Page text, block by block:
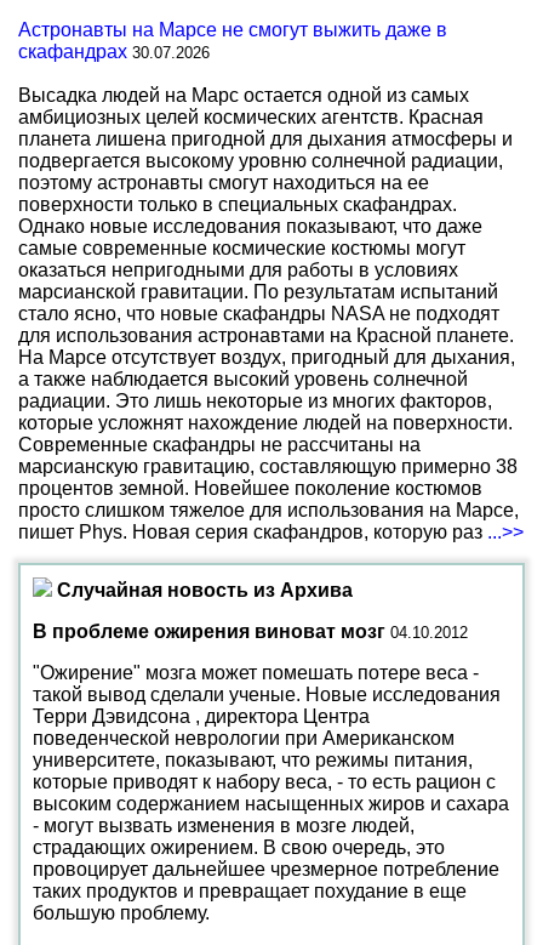
Астронавты на Марсе не смогут выжить даже в
скафандрах 30.07.2026
Высадка людей на Марс остается одной из самых
амбициозных целей космических агентств. Красная
планета лишена пригодной для дыхания атмосферы и
подвергается высокому уровню солнечной радиации,
поэтому астронавты смогут находиться на ее
поверхности только в специальных скафандрах.
Однако новые исследования показывают, что даже
самые современные космические костюмы могут
оказаться непригодными для работы в условиях
марсианской гравитации. По результатам испытаний
стало ясно, что новые скафандры NASA не подходят
для использования астронавтами на Красной планете.
На Марсе отсутствует воздух, пригодный для дыхания,
а также наблюдается высокий уровень солнечной
радиации. Это лишь некоторые из многих факторов,
которые усложнят нахождение людей на поверхности.
Современные скафандры не рассчитаны на
марсианскую гравитацию, составляющую примерно 38
процентов земной. Новейшее поколение костюмов
просто слишком тяжелое для использования на Марсе,
пишет Phys. Новая серия скафандров, которую раз ...>>
Случайная новость из Архива
В проблеме ожирения виноват мозг 04.10.2012
"Ожирение" мозга может помешать потере веса -
такой вывод сделали ученые. Новые исследования
Терри Дэвидсона , директора Центра
поведенческой неврологии при Американском
университете, показывают, что режимы питания,
которые приводят к набору веса, - то есть рацион с
высоким содержанием насыщенных жиров и сахара
- могут вызвать изменения в мозге людей,
страдающих ожирением. В свою очередь, это
провоцирует дальнейшее чрезмерное потребление
таких продуктов и превращает похудание в еще
большую проблему.